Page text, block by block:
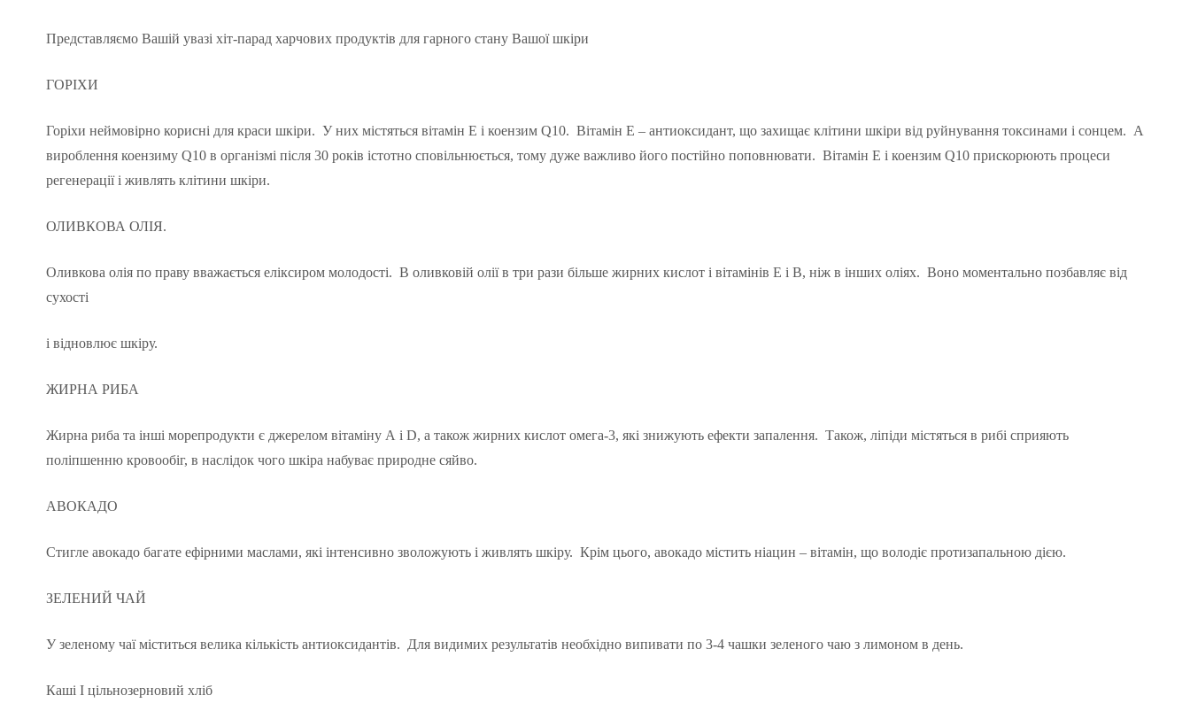
Представляємо Вашій увазі хіт-парад харчових продуктів для гарного стану Вашої шкіри
ГОРІХИ
Горіхи неймовірно корисні для краси шкіри. У них містяться вітамін Е і коензим Q10. Вітамін Е – антиоксидант, що захищає клітини шкіри від руйнування токсинами і сонцем. А
вироблення коензиму Q10 в організмі після 30 років істотно сповільнюється, тому дуже важливо його постійно поповнювати. Вітамін Е і коензим Q10 прискорюють процеси
регенерації і живлять клітини шкіри.
ОЛИВКОВА ОЛІЯ.
Оливкова олія по праву вважається еліксиром молодості. В оливковій олії в три рази більше жирних кислот і вітамінів Е і В, ніж в інших оліях. Воно моментально позбавляє від
сухості
і відновлює шкіру.
ЖИРНА РИБА
Жирна риба та інші морепродукти є джерелом вітаміну А і D, а також жирних кислот омега-3, які знижують ефекти запалення. Також, ліпіди містяться в рибі сприяють
поліпшенню кровообіг, в наслідок чого шкіра набуває природне сяйво.
АВОКАДО
Стигле авокадо багате ефірними маслами, які інтенсивно зволожують і живлять шкіру. Крім цього, авокадо містить ніацин – вітамін, що володіє протизапальною дією.
ЗЕЛЕНИЙ ЧАЙ
У зеленому чаї міститься велика кількість антиоксидантів. Для видимих ​​результатів необхідно випивати по 3-4 чашки зеленого чаю з лимоном в день.
Каші І цільнозерновий хліб